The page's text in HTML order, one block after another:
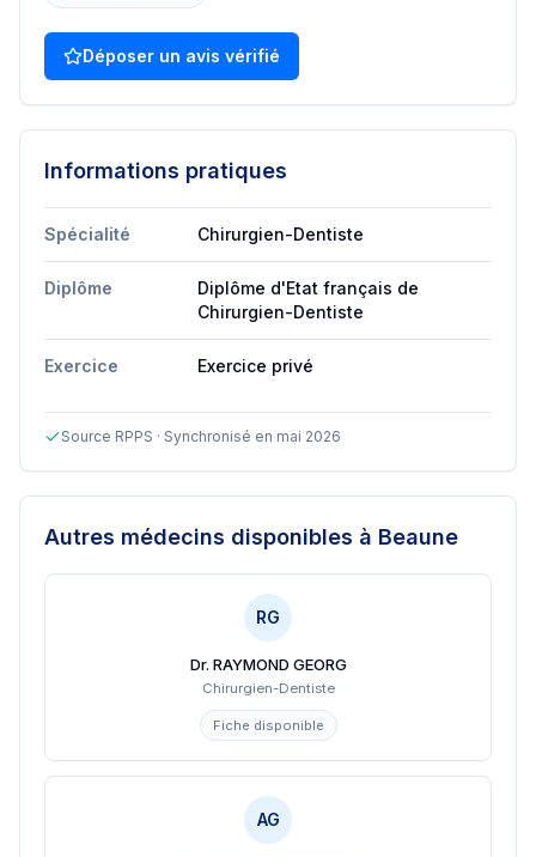
Déposer un avis vérifié
Informations pratiques
Spécialité Chirurgien-Dentiste
Diplôme
Diplôme d'Etat français de
Chirurgien-Dentiste
Exercice Exercice privé
Source RPPS · Synchronisé en mai 2026
Autres médecins disponibles à Beaune
RG
Dr. RAYMOND GEORG
Chirurgien-Dentiste
Fiche disponible
AG